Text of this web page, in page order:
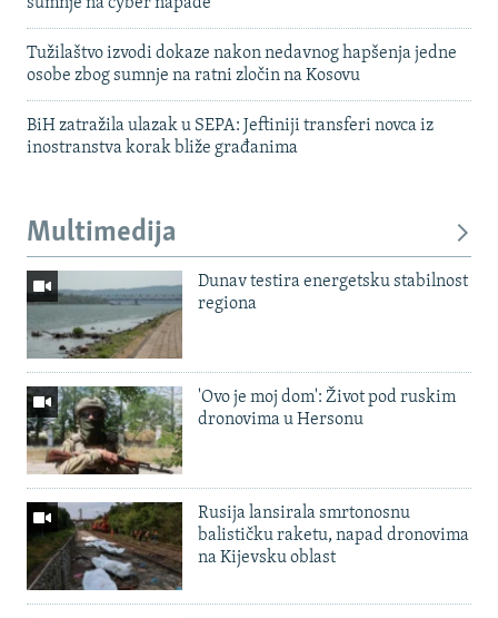
Tužilaštvo izvodi dokaze nakon nedavnog hapšenja jedne
osobe zbog sumnje na ratni zločin na Kosovu
BiH zatražila ulazak u SEPA: Jeftiniji transferi novca iz
inostranstva korak bliže građanima
Multimedija
Dunav testira energetsku stabilnost
regiona
'Ovo je moj dom': Život pod ruskim
dronovima u Hersonu
Rusija lansirala smrtonosnu
balističku raketu, napad dronovima
na Kijevsku oblast